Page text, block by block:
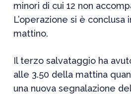
minori di cui 12 non
L’operazione si è conclusa
mattino.
Il terzo salvataggio ha
alle 3.50 della mattina
una nuova segnalazione